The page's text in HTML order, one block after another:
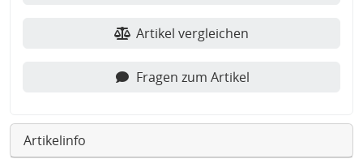
Artikel vergleichen
Fragen zum Artikel
Artikelinfo